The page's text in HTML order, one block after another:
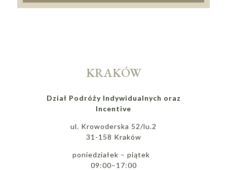
KRAKÓW
Dział Podróży Indywidualnych oraz
Incentive
ul. Krowoderska 52/lu.2
31-158 Kraków
poniedziałek – piątek
09:00–17:00